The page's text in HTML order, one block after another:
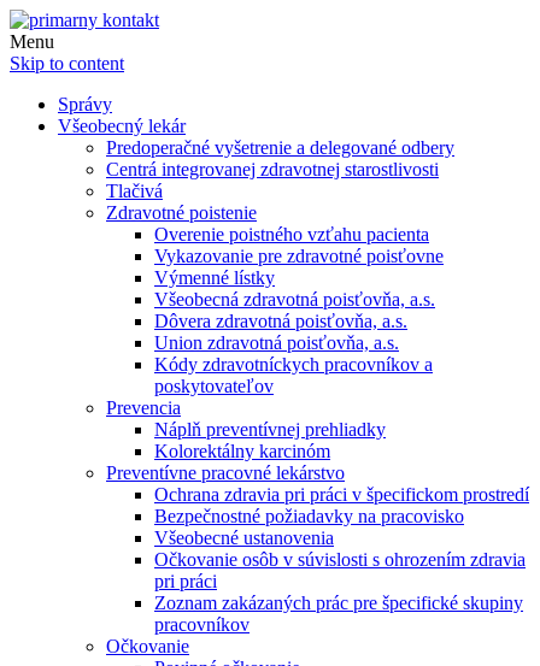
Menu
Skip to content
Správy
Všeobecný lekár
Predoperačné vyšetrenie a delegované odbery
Centrá integrovanej zdravotnej starostlivosti
Tlačivá
Zdravotné poistenie
Overenie poistného vzťahu pacienta
Vykazovanie pre zdravotné poisťovne
Výmenné lístky
Všeobecná zdravotná poisťovňa, a.s.
Dôvera zdravotná poisťovňa, a.s.
Union zdravotná poisťovňa, a.s.
Kódy zdravotníckych pracovníkov a
poskytovateľov
Prevencia
Náplň preventívnej prehliadky
Kolorektálny karcinóm
Preventívne pracovné lekárstvo
Ochrana zdravia pri práci v špecifickom prostredí
Bezpečnostné požiadavky na pracovisko
Všeobecné ustanovenia
Očkovanie osôb v súvislosti s ohrozením zdravia
pri práci
Zoznam zakázaných prác pre špecifické skupiny
pracovníkov
Očkovanie